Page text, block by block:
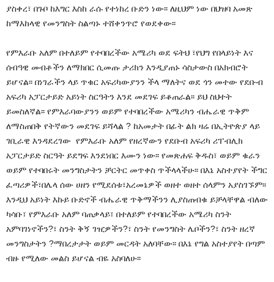
ያስቀረ፣ በጉቦ ከእግር እስከ ራሱ የተነከረ ቡድን ነው፡፡ ለዚህም ነው በህዝባ አመጽ
ከማእከላዊ የመንግስት ስልጣኑ ተሸቀንጥሮ የወደቀው፡፡
የምእራቡ አለም በተለይም የተባበረችው አሜሪካ ወደ ፍትህ ፣የህግ የበላይነት እና
ሰብዓዊ መብቶችን ለማክበር ሲመጡ ታሪክን እንዲያጠኑ ሳስታውስ በአክብሮት
ይሆናል፡፡ በነገራችን ላይ ጥቁር አፍሪካውያንን ችላ ማለትና ወደ ጎን መተው የደቡብ
አፍሪካ አፓርታይድ አይነት ስርዓትን እንደ መደገፍ ይቆጠራል፡፡ ይህ ስህተት
ይመስለኛል፡፡ የምእራባውያንን ወይም የተባበረችው አሜሪካን ብሔራዊ ጥቅም
ለማስጠበቅ የትኛውን መደገፍ ይሻላል ? ከአመታት በፊት ልክ ዛሬ በኢትዮጵያ ላይ
ገቢራዊ እንዳደረገው የምእራቡ አለም የዘረኛውን የደቡብ አፍሪካ ሪፐብሊክ
አፓርታይድ ስርዓት ይደግፍ እንደነበር እሙን ነው፡፡ የመጽሐፍ ቅዱስ፣ ወይም ቁራን
ወይም የተባበሩት መንግስታትን ቻርትር መጥቀስ ጥችላላችሁ፡፡ በእኔ አስተያየት ችግር
ፈጣሪዎች፣በሌላ ሰው ሀዘን የሚደሰቱ፣አረመኔዎች ወዘተ ወዘተ ሰላምን አያስገኙም፡፡
እንዲህ አይነት እኩይ ቡድኖች ብሔራዊ ጥቅማችንን ሊያስጠብቁ ይቻላቸዋል ብለው
ካሳቡ፣ የምእራቡ አለም ባጠቃላይ፣ በተለይም የተባበረችው አሜሪካ ስንት
አምባገነኖችን?፣ ስንት ቅኝ ገዢዎችን?፣ ስንት የመንግስት ሌቦችን?፣ ስንት ዘረኛ
መንግስታትን ?ማበረታታት ወይም መርዳት አለባቸው፡፡ በእኔ የግል አስተያየት በጣም
ብዙ የሚለው መልስ ይሆናል ብዬ አስባለሁ፡፡